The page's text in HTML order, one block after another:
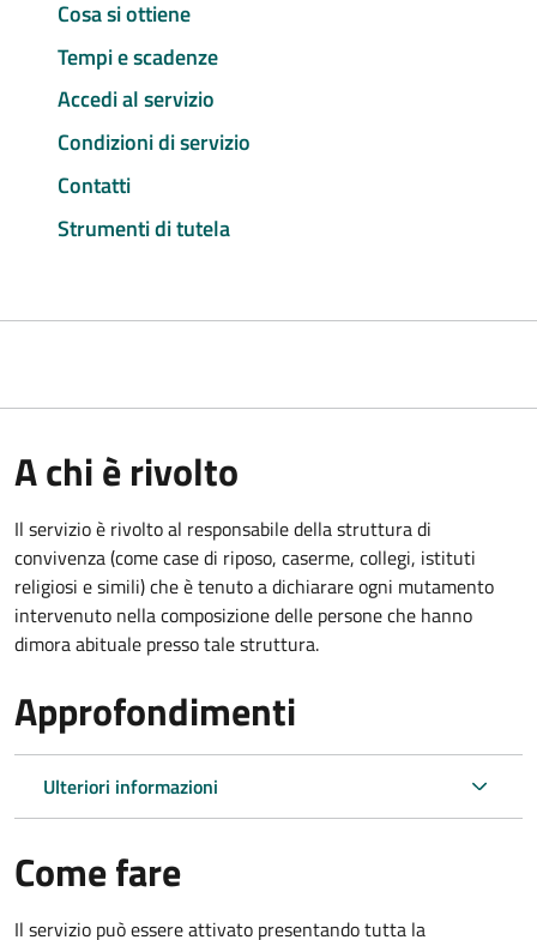
Cosa si ottiene
Tempi e scadenze
Accedi al servizio
Condizioni di servizio
Contatti
Strumenti di tutela
A chi è rivolto
Il servizio è rivolto al responsabile della struttura di
convivenza (come case di riposo, caserme, collegi, istituti
religiosi e simili) che è tenuto a dichiarare ogni mutamento
intervenuto nella composizione delle persone che hanno
dimora abituale presso tale struttura.
Approfondimenti
Ulteriori informazioni
Come fare
Il servizio può essere attivato presentando tutta la